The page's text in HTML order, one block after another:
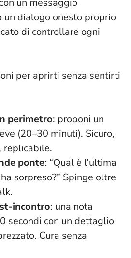
un dialogo onesto proprio
di controllare ogni
per aprirti senza sentirti
perimetro: proponi un
(20–30 minuti). Sicuro,
replicabile.
ponte: “Qual è l’ultima
sorpreso?” Spinge oltre
incontro: una nota
secondi con un dettaglio
Cura senza